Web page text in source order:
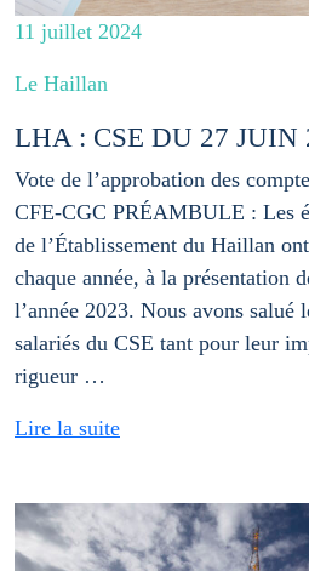
11 juillet 2024
Le Haillan
LHA : CSE DU 27 JUIN
Vote de l’approbation des
CFE-CGC PRÉAMBULE : Les
de l’Établissement du Haillan
chaque année, à la présentation
l’année 2023. Nous avons salué
salariés du CSE tant pour leur
rigueur …
Lire la suite